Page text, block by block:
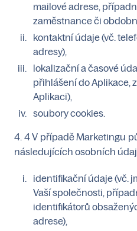
mailové adrese,
zaměstnance či
kontaktní údaje (vč.
adresy),
lokalizační a časové
přihlášení do Aplikace,
Aplikaci),
soubory cookies.
4. 4 V případě Marketingu
následujících osobních
identifikační údaje (vč.
Vaší společnosti,
identifikátorů
adrese),